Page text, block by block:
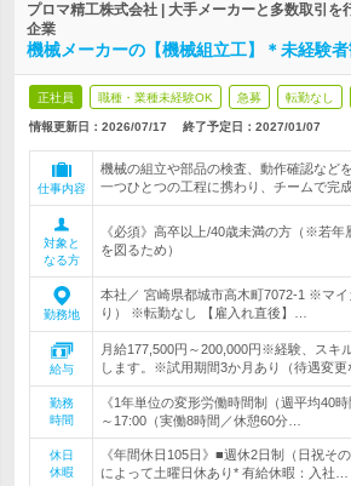
プロマ精工株式会社 | 大手メーカーと多数取引を
企業
機械メーカーの【機械組立工】＊未経験
正社員 職種・業種未経験OK 急募 転勤なし
情報更新日：2026/07/17 終了予定日： 2027/01/07
仕事内容
機械の組立や部品の検査、動作確認など
一つひとつの工程に携わり、チームで完
対象と
なる方
《必須》高卒以上/40歳未満の方（※若年
を図るため）
勤務地
本社／ 宮崎県都城市高木町7072-1 ※マイ
り） ※転勤なし 【雇入れ直後】…
給与
月給177,500円～200,000円※経験、スキ
します。※試用期間3か月あり（待遇変更
勤務
時間
《1年単位の変形労働時間制（週平均40
～17:00（実働8時間／休憩60分…
休日
休暇
《年間休日105日》■週休2日制（日祝そ
によって土曜日休あり* 有給休暇：入社…